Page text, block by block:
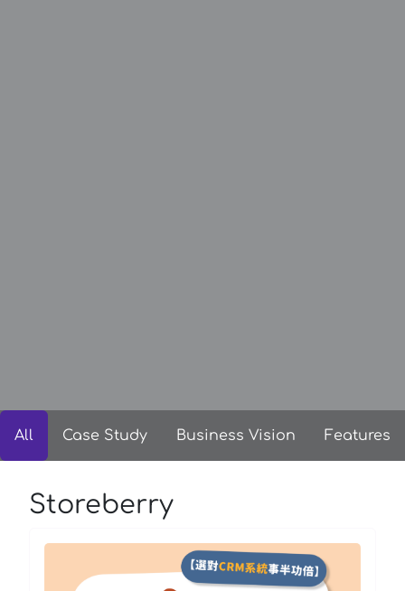
All Case Study Business Vision Features
Storeberry